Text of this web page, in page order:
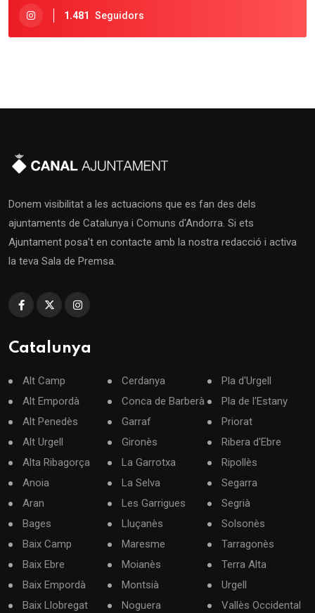
1.481 Seguidors
Donem visibilitat a les actuacions que es fan des dels
ajuntaments de Catalunya i Comuns d'Andorra. Si ets
Ajuntament posa't en contacte amb la nostra redacció i activa
la teva Sala de Premsa.
Catalunya
Alt Camp
Alt Empordà
Alt Penedès
Alt Urgell
Alta Ribagorça
Anoia
Aran
Bages
Baix Camp
Baix Ebre
Baix Empordà
Baix Llobregat
Cerdanya
Conca de Barberà
Garraf
Gironès
La Garrotxa
La Selva
Les Garrigues
Lluçanès
Maresme
Moianès
Montsià
Noguera
Pla d'Urgell
Pla de l'Estany
Priorat
Ribera d'Ebre
Ripollès
Segarra
Segrià
Solsonès
Tarragonès
Terra Alta
Urgell
Vallès Occidental